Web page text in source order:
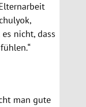
nicht, dass
man gute